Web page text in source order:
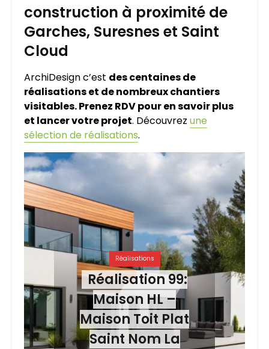
construction à proximité de
Garches, Suresnes et Saint
Cloud
ArchiDesign c’est des centaines de
réalisations et de nombreux chantiers
visitables. Prenez RDV pour en savoir plus
et lancer votre projet. Découvrez une
sélection de réalisations.
Réalisations
Réalisation 99:
Maison HL –
Maison Toit Plat
Saint Nom La